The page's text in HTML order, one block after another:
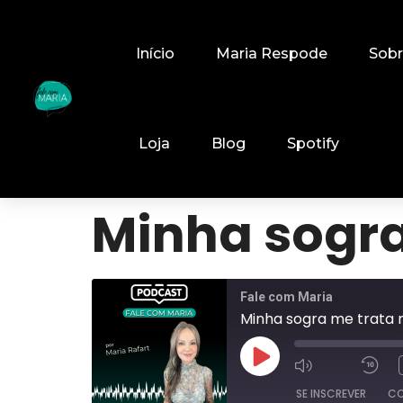
Início Maria Respode
Loja Blog Spotify
Minha
Fale com Maria
Minha sogra me trata
SE INSCREVER